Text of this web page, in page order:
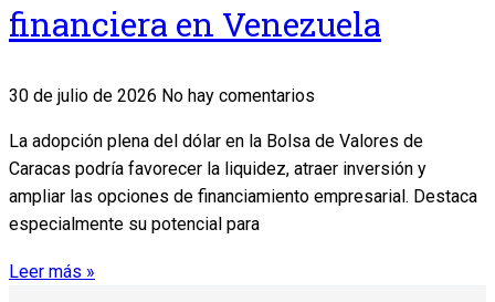
financiera en Venezuela
30 de julio de 2026 No hay comentarios
La adopción plena del dólar en la Bolsa de Valores de
Caracas podría favorecer la liquidez, atraer inversión y
ampliar las opciones de financiamiento empresarial. Destaca
especialmente su potencial para
Leer más »